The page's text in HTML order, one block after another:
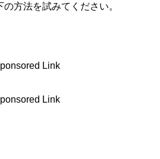
方法を試みてください。
Link
Link